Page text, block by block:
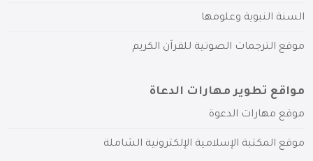
السنة النبوية وعلومها
موقع الترجمات الصوتية للقرآن الكريم
مواقع تطوير مهارات الدعاة
موقع مهارات الدعوة
موقع المكتبة الإسلامية الإلكترونية الشاملة